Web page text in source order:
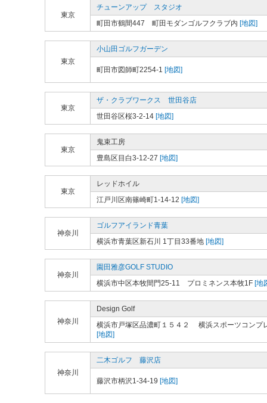
東京
チューンアップ スタジオ
町田市鶴間447 町田モダンゴルフクラブ内 [地図]
東京
小山田ゴルフガーデン
町田市図師町2254-1 [地図]
東京
ザ・クラブワークス 世田谷店
世田谷区桜3-2-14 [地図]
東京
鬼束工房
豊島区目白3-12-27 [地図]
東京
レッドホイル
江戸川区南篠崎町1-14-12 [地図]
神奈川
ゴルフアイランド青葉
横浜市青葉区新石川 1丁目33番地 [地図]
神奈川
園田雅彦GOLF STUDIO
横浜市中区本牧間門25-11 プロミネンス本牧1F [地
神奈川
Design Golf
横浜市戸塚区品濃町１５４２ 横浜スポーツコンプ
[地図]
神奈川
二木ゴルフ 藤沢店
藤沢市柄沢1-34-19 [地図]